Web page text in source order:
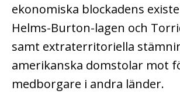
ekonomiska blockadens
Helms-Burton-lagen och
samt extraterritoriella
amerikanska domstolar mot
medborgare i andra länder.